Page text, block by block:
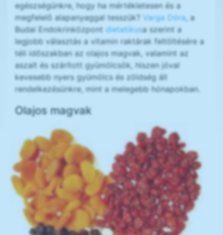
egészségünkre, hogy ha mértékletesen és a
megfelelő alapanyaggal tesszük? Varga Dóra, a
Budai Endokrinközpont dietetikusa szerint a
legjobb választás a vitamin raktárak feltöltésére a
téli időszakban az olajos magvak, valamint az
aszalt és szárított gyümölcsök, hiszen jóval
kevesebb nyers gyümölcs és zöldség áll
rendelkezésünkre, mint a melegebb hónapokban.
Olajos magvak